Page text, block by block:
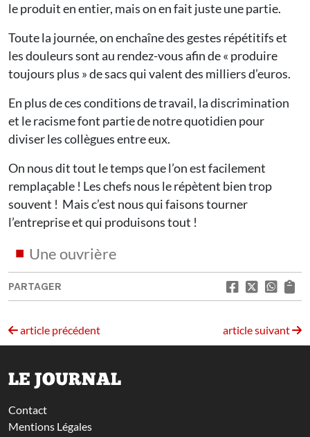
le produit en entier, mais on en fait juste une partie.
Toute la journée, on enchaîne des gestes répétitifs et
les douleurs sont au rendez-vous afin de « produire
toujours plus » de sacs qui valent des milliers d’euros.
En plus de ces conditions de travail, la discrimination
et le racisme font partie de notre quotidien pour
diviser les collègues entre eux.
On nous dit tout le temps que l’on est facilement
remplaçable ! Les chefs nous le répètent bien trop
souvent ! Mais c’est nous qui faisons tourner
l’entreprise et qui produisons tout !
Une ouvrière
PARTAGER
article précédent article suivant
LE JOURNAL
Contact
Mentions Légales